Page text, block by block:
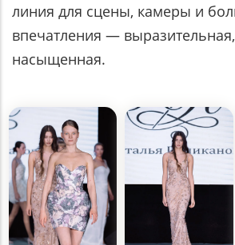
линия для сцены, камеры и
впечатления — выразительная,
насыщенная.